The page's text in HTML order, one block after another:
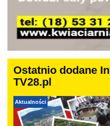
Ostatnio dodane
TV28.pl
Aktualności